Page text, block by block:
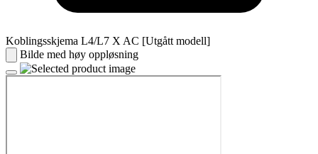
Koblingsskjema L4/L7 X AC [Utgått modell]
Bilde med høy oppløsning